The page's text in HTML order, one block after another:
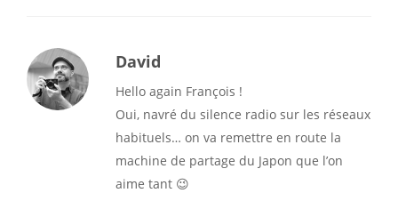
David
Hello again François !
Oui, navré du silence radio sur les réseaux
habituels… on va remettre en route la
machine de partage du Japon que l’on
aime tant 😉